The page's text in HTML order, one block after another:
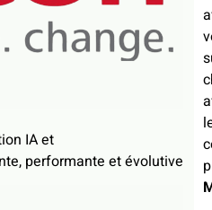
IA et
performante et évolutive